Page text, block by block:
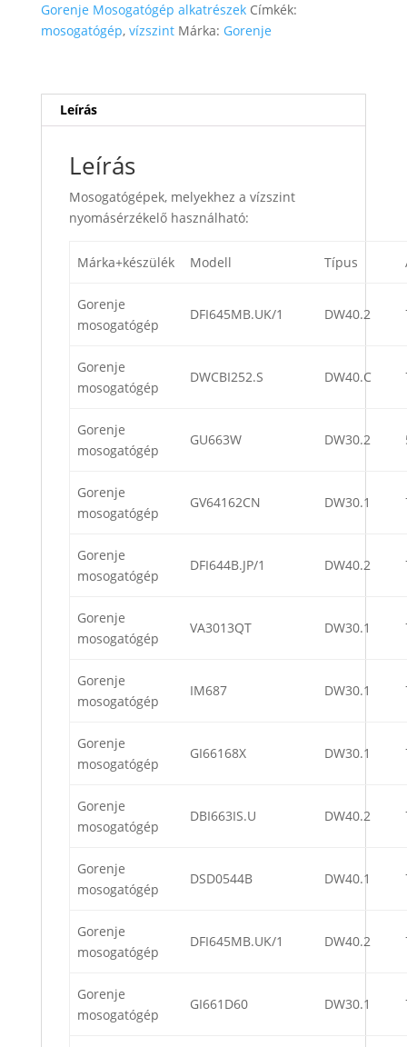
Gorenje Mosogatógép alkatrészek Címkék:
mosogatógép, vízszint Márka: Gorenje
Leírás
Leírás
Mosogatógépek, melyekhez a vízszint
nyomásérzékelő használható:
Márka+készülék Modell Típus
Gorenje
mosogatógép
DFI645MB.UK/1 DW40.2
Gorenje
mosogatógép
DWCBI252.S DW40.C
Gorenje
mosogatógép
GU663W DW30.2
Gorenje
mosogatógép
GV64162CN DW30.1
Gorenje
mosogatógép
DFI644B.JP/1 DW40.2
Gorenje
mosogatógép
VA3013QT DW30.1
Gorenje
mosogatógép
IM687 DW30.1
Gorenje
mosogatógép
GI66168X DW30.1
Gorenje
mosogatógép
DBI663IS.U DW40.2
Gorenje
mosogatógép
DSD0544B DW40.1
Gorenje
mosogatógép
DFI645MB.UK/1 DW40.2
Gorenje
mosogatógép
GI661D60 DW30.1